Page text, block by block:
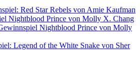
Red Star Rebels von Amie Kaufman
Nightblood Prince von Molly X. Chang
Nightblood Prince von Molly
Legend of the White Snake von Sher